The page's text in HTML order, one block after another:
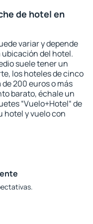
de hotel en
variar y depende
del hotel.
suele tener un
los hoteles de cinco
200 euros o más
barato, échale un
“Vuelo+Hotel“ de
hotel y vuelo con